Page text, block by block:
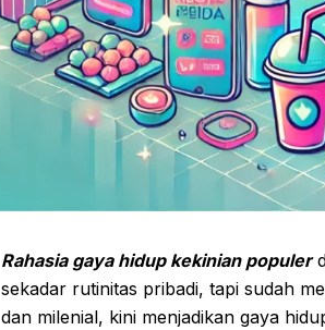
Rahasia gaya hidup kekinian populer
sekadar rutinitas pribadi, tapi sudah
dan milenial, kini menjadikan gaya